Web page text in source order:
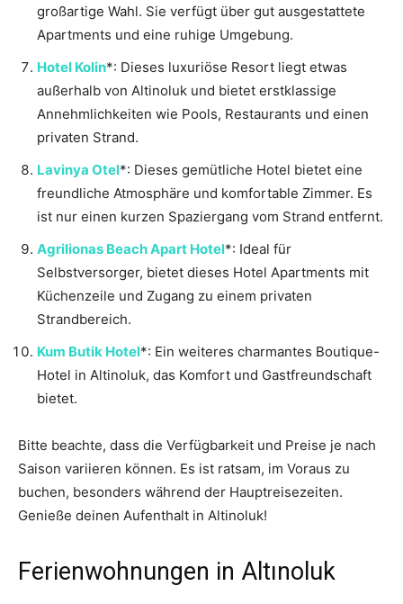
großartige Wahl. Sie verfügt über gut ausgestattete
Apartments und eine ruhige Umgebung.
Hotel Kolin*: Dieses luxuriöse Resort liegt etwas
außerhalb von Altinoluk und bietet erstklassige
Annehmlichkeiten wie Pools, Restaurants und einen
privaten Strand.
Lavinya Otel*: Dieses gemütliche Hotel bietet eine
freundliche Atmosphäre und komfortable Zimmer. Es
ist nur einen kurzen Spaziergang vom Strand entfernt.
Agrilionas Beach Apart Hotel*: Ideal für
Selbstversorger, bietet dieses Hotel Apartments mit
Küchenzeile und Zugang zu einem privaten
Strandbereich.
Kum Butik Hotel*: Ein weiteres charmantes Boutique-
Hotel in Altinoluk, das Komfort und Gastfreundschaft
bietet.
Bitte beachte, dass die Verfügbarkeit und Preise je nach
Saison variieren können. Es ist ratsam, im Voraus zu
buchen, besonders während der Hauptreisezeiten.
Genieße deinen Aufenthalt in Altinoluk!
Ferienwohnungen in Altınoluk